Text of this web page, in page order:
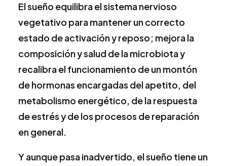
El sueño equilibra el sistema nervioso
vegetativo para mantener un correcto
estado de activación y reposo; mejora la
composición y salud de la microbiota y
recalibra el funcionamiento de un montón
de hormonas encargadas del apetito, del
metabolismo energético, de la respuesta
de estrés y de los procesos de reparación
en general.
Y aunque pasa inadvertido, el sueño tiene un